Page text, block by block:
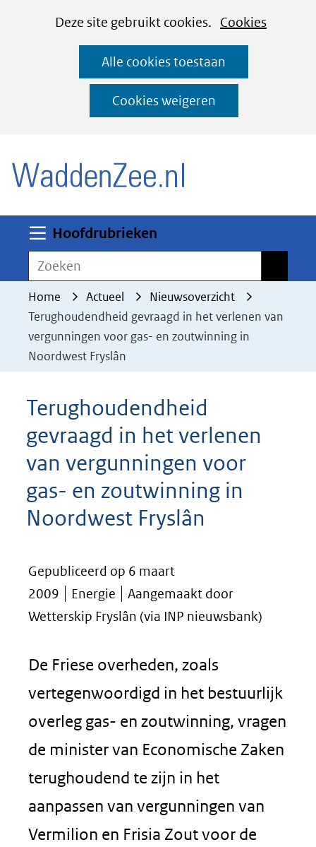
CookiesDeze site gebruikt cookies. Cookies
deze
worden
toegestaan
geweigerd.
Alle cookies toestaan
Cookies weigeren
Ga
naar
de
inhoud
Hoofdrubrieken
Zoeken
Home Actueel
Nieuwsoverzicht
Terughoudendheid gevraagd in het verlenen van
vergunningen voor gas- en zoutwinning in
Noordwest Fryslân
Terughoudendheid
gevraagd in het verlenen
van vergunningen voor
gas- en zoutwinning in
Noordwest Fryslân
Gepubliceerd op 6 maart
2009
Energie
Aangemaakt door
Wetterskip Fryslân (via INP nieuwsbank)
De Friese overheden, zoals
vertegenwoordigd in het bestuurlijk
overleg gas- en zoutwinning, vragen
de minister van Economische Zaken
terughoudend te zijn in het
aanpassen van vergunningen van
Vermilion en Frisia Zout voor de